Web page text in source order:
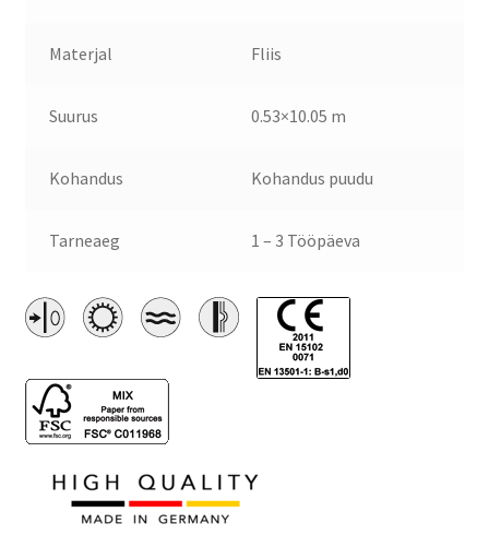
Materjal Fliis
Suurus 0.53×10.05 m
Kohandus Kohandus puudu
Tarneaeg 1 – 3 Tööpäeva